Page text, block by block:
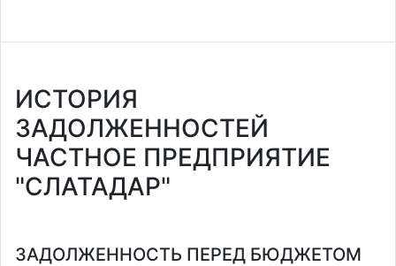
ИСТОРИЯ
ЗАДОЛЖЕННОСТЕЙ
ЧАСТНОЕ ПРЕДПРИЯТИЕ
"СЛАТАДАР"
ЗАДОЛЖЕННОСТЬ ПЕРЕД БЮДЖЕТОМ